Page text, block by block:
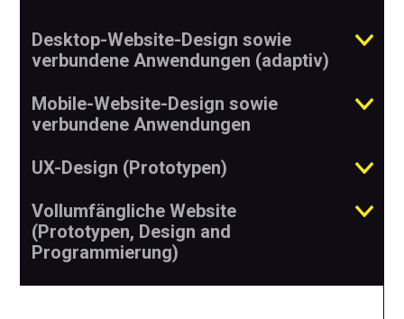
Desktop-Website-Design sowie
verbundene Anwendungen (adaptiv)
Mobile-Website-Design sowie
verbundene Anwendungen
UX-Design (Prototypen)
Vollumfängliche Website
(Prototypen, Design and
Programmierung)